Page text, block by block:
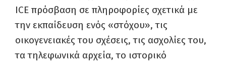
ICE πρόσβαση σε πληροφορίες σχετικά με
την εκπαίδευση ενός «στόχου», τις
οικογενειακές του σχέσεις, τις ασχολίες του,
τα τηλεφωνικά αρχεία, το ιστορικό